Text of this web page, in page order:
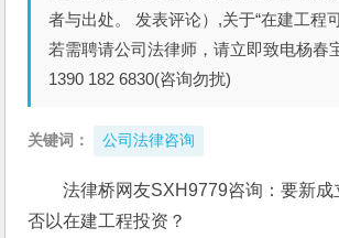
者与出处。 发表评论）,关于“在建工程
若需聘请公司法律师，请立即致电杨春
1390 182 6830(咨询勿扰)
关键词： 公司法律咨询
法律桥网友SXH9779咨询：要新成
否以在建工程投资？